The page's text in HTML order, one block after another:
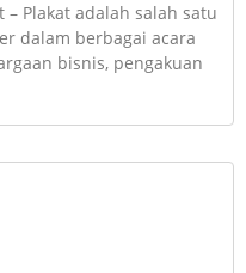
– Plakat adalah salah satu
dalam berbagai acara
bisnis, pengakuan